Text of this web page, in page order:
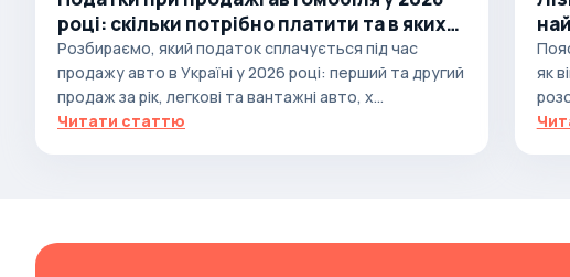
Bilenkin
Bio auto
Bitter
BMW
Brilliance
році: скільки потрібно платити та в яких
випадках
Розбираємо, який податок сплачується під час
продажу авто в Україні у 2026 році: перший та другий
продаж за рік, легкові та вантажні авто, х...
Читати статтю
як